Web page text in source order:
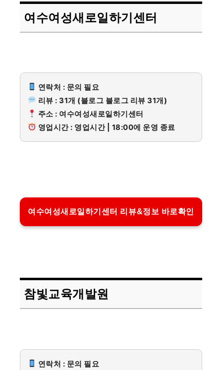
여수여성새로일하기센터
연락처 : 문의 필요
리뷰 : 31개 (블로그 블로그 리뷰 31개)
주소 : 여수여성새로일하기센터
영업시간 : 영업시간 | 18:00에 운영 종료
여수여성새로일하기센터 리뷰&정보 바로확인
참빛교육개발원
연락처 : 문의 필요